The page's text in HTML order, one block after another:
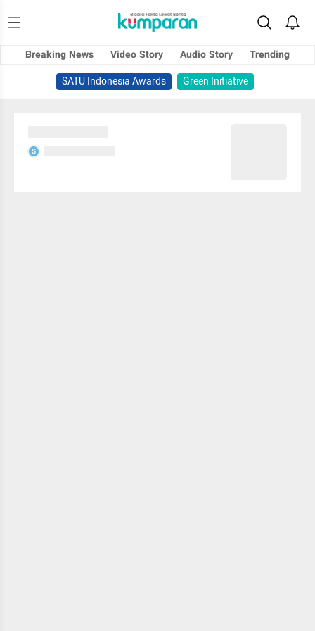
Breaking News Video Story Audio Story
Trending
SATU Indonesia Awards
Green Initiative
S